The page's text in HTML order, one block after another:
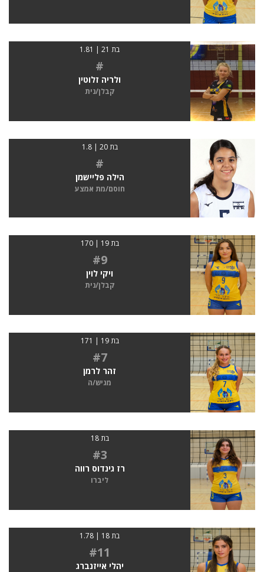
בת 21 | 1.81
#
ולריה זלוטין
קבלן/נית
בת 20 | 1.8
#
הילה פליישמן
חוסם/מת אמצע
בת 19 | 170
#9
ויקי לוין
קבלן/נית
בת 19 | 171
#7
זהר לרמן
מגיש/ה
בת 18
#3
רז גינדוס רווה
ליברו
בת 18 | 1.78
#11
יהלי אייזנברג